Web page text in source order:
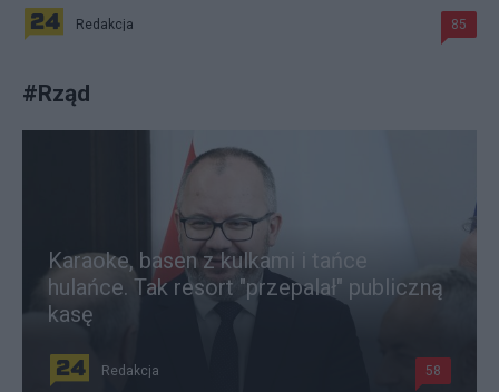
Redakcja 85
#Rząd
Karaoke, basen z kulkami i tańce
hulańce. Tak resort "przepalał" publiczną
kasę
Redakcja 58